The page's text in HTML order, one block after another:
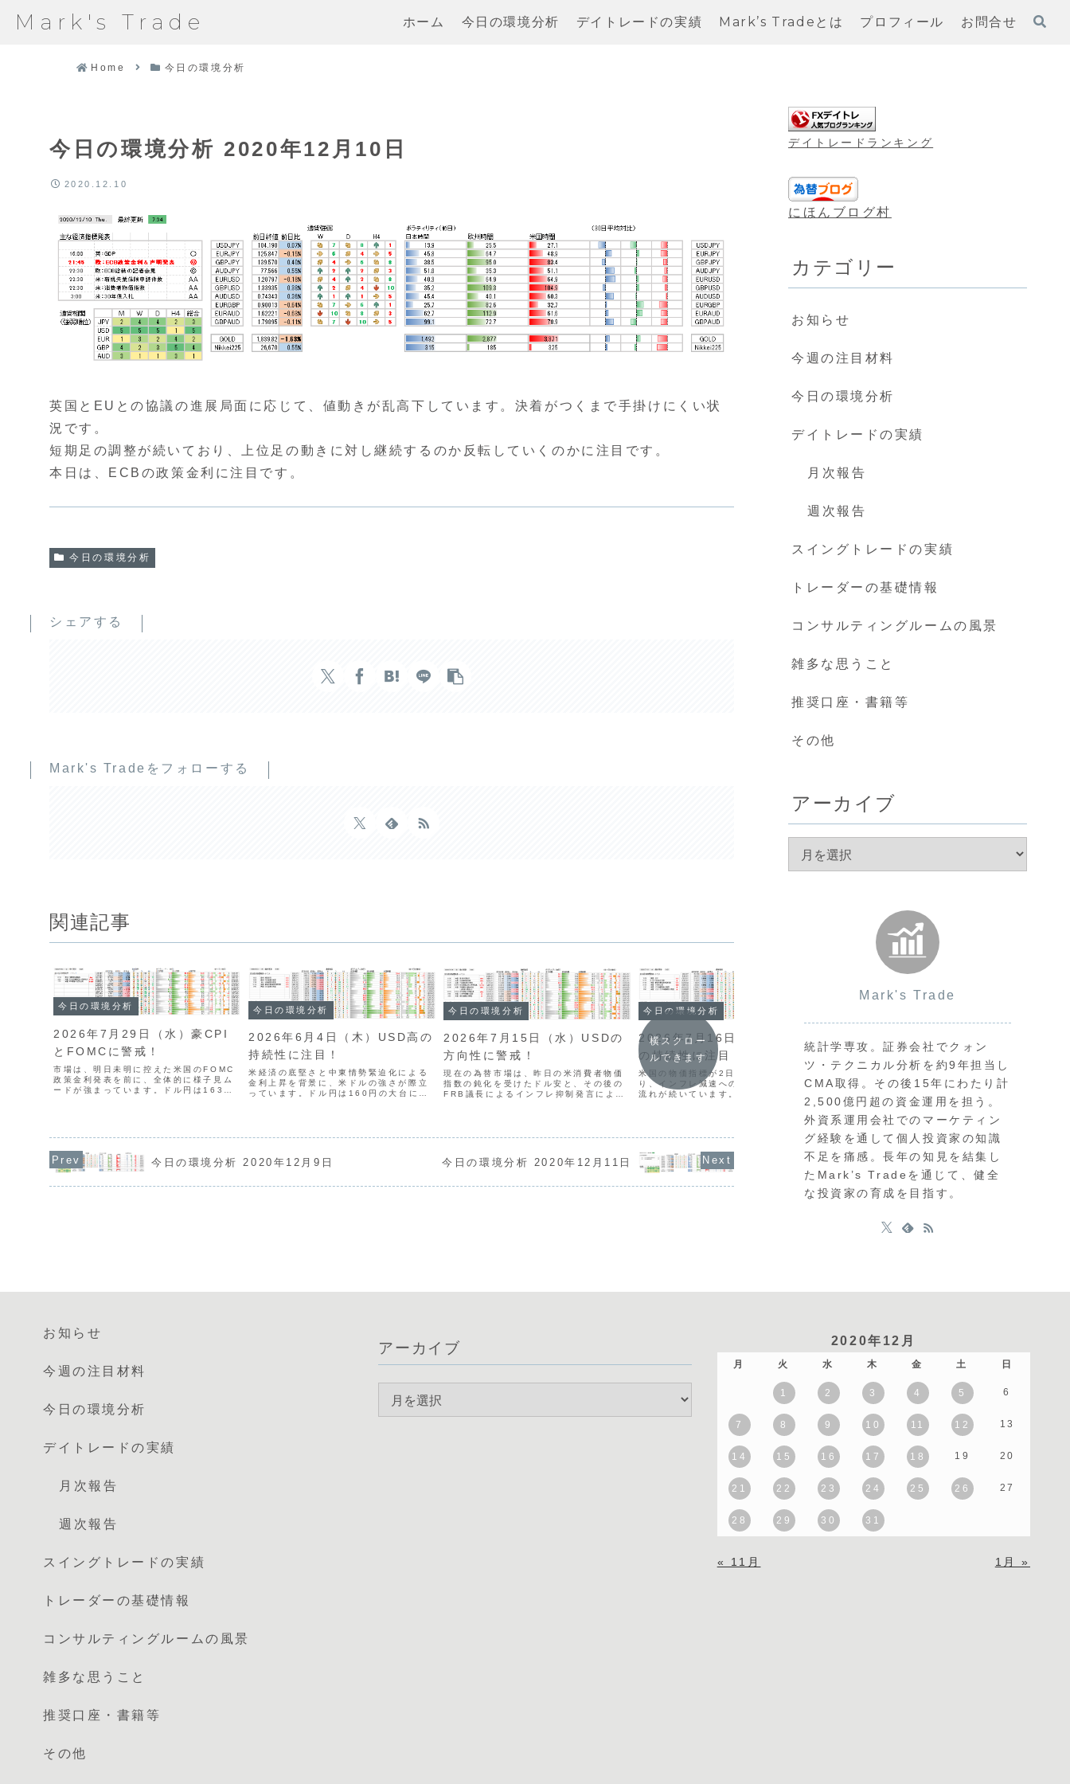
Mark's Trade ホーム 今日の環境分析 デイトレードの実績 Mark’s Tradeとは プロフィール お問合せ
Home 今日の環境分析
今日の環境分析 2020年12月10日
2020.12.10
英国とEUとの協議の進展局面に応じて、値動きが乱高下しています。決着がつくまで手掛けにくい状
況です。
短期足の調整が続いており、上位足の動きに対し継続するのか反転していくのかに注目です。
本日は、ECBの政策金利に注目です。
今日の環境分析
シェアする
Mark's Tradeをフォローする
関連記事
今日の環境分析
2026年7月29日（水）豪CPI
とFOMCに警戒！
市場は、明日未明に控えた米国のFOMC
政策金利発表を前に、全体的に様子見ム
ードが強まっています。ドル円は163円
今日の環境分析
2026年6月4日（木）USD高の
持続性に注目！
米経済の底堅さと中東情勢緊迫化による
金利上昇を背景に、米ドルの強さが際立
っています。ドル円は160円の大台に達
今日の環境分析
2026年7月15日（水）USDの
方向性に警戒！
現在の為替市場は、昨日の米消費者物価
指数の鈍化を受けたドル安と、その後の
FRB議長によるインフレ抑制発言による
りしない中で、豪ドルな...
今日の環境分析
2026年7月16日（木）USD安
の持続性に注目！
米国の物価指標が2日連続で予想を下回
り、インフレ減速への期待からドル安の
流れが続いています。英国では次期政権
への期待からポンドが独歩高となってお
り、通貨強弱でもポンドの強さと円・ド
ル・ユーロの弱さが明確です。投資戦略
円買い介入に警戒！
本日は日銀の金融政策決定会合と総裁会
見が最大の注目点です。昨日は政府・日
銀による円買い介入が行われた模様で、
ドル円は163円台から一時157円台へと
急落し、現在は159円台半ばで推移して
います。通貨相関では円の強さとドルの
弱さが際立っていま...
横スクロー
ルできます
今日の環境分析 2020年12月9日 今日の環境分析 2020年12月11日
デイトレードランキング
にほんブログ村
カテゴリー
お知らせ
今週の注目材料
今日の環境分析
デイトレードの実績
月次報告
週次報告
スイングトレードの実績
トレーダーの基礎情報
コンサルティングルームの風景
雑多な思うこと
推奨口座・書籍等
その他
アーカイブ
Mark's Trade
統計学専攻。証券会社でクォン
ツ・テクニカル分析を約9年担当し
CMA取得。その後15年にわたり計
2,500億円超の資金運用を担う。
外資系運用会社でのマーケティン
グ経験を通して個人投資家の知識
不足を痛感。長年の知見を結集し
たMark’s Tradeを通じて、健全
な投資家の育成を目指す。
お知らせ
今週の注目材料
今日の環境分析
デイトレードの実績
月次報告
週次報告
スイングトレードの実績
トレーダーの基礎情報
コンサルティングルームの風景
雑多な思うこと
推奨口座・書籍等
その他
アーカイブ 2020年12月
月 火 水 木 金 土 日
1 2 3 4 5 6
7 8 9 10 11 12 13
14 15 16 17 18 19 20
21 22 23 24 25 26 27
28 29 30 31
« 11月 1月 »